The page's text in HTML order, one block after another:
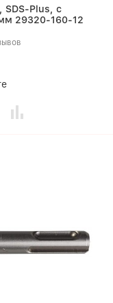
SDS-Plus, с
29320-160-12